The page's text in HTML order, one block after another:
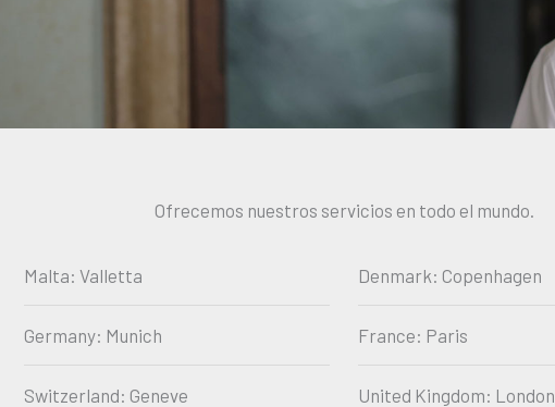
Ofrecemos nuestros servicios en todo el mundo.
Malta: Valletta
Germany: Munich
Switzerland: Geneve
Denmark: Copenhagen
France: Paris
United Kingdom: London